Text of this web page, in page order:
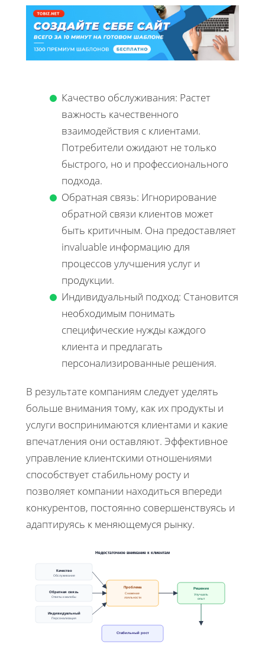
Качество обслуживания: Растет
важность качественного
взаимодействия с клиентами.
Потребители ожидают не только
быстрого, но и профессионального
подхода.
Обратная связь: Игнорирование
обратной связи клиентов может
быть критичным. Она предоставляет
invaluable информацию для
процессов улучшения услуг и
продукции.
Индивидуальный подход: Становится
необходимым понимать
специфические нужды каждого
клиента и предлагать
персонализированные решения.
В результате компаниям следует уделять
больше внимания тому, как их продукты и
услуги воспринимаются клиентами и какие
впечатления они оставляют. Эффективное
управление клиентскими отношениями
способствует стабильному росту и
позволяет компании находиться впереди
конкурентов, постоянно совершенствуясь и
адаптируясь к меняющемуся рынку.
Недостаточное внимание к клиентам
Качество
Обслуживание
Обратная связь
Ответы и жалобы
Индивидуальный
Персонализация
Проблема
Снижение
лояльности
Решение
Улучшать
опыт
Стабильный рост